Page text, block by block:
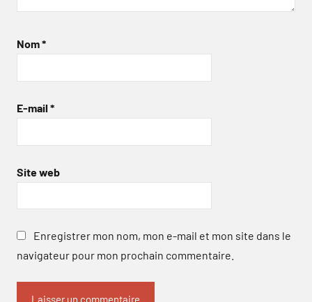
Nom*
E-mail *
Site web
Enregistrer mon nom, mon e-mail et mon site dans le
navigateur pour mon prochain commentaire.